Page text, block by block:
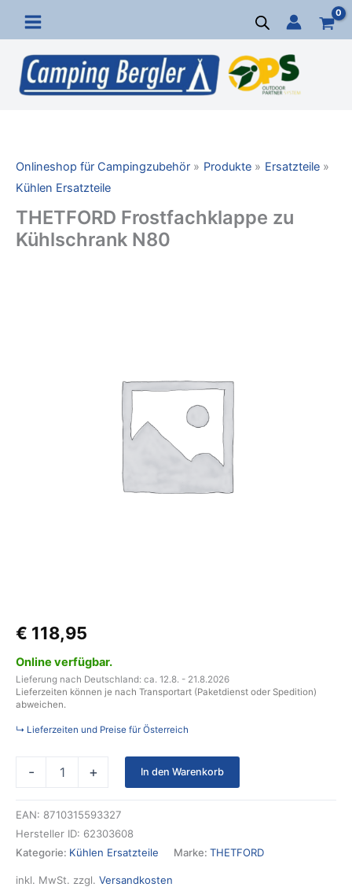
Inhalt
springen
Onlineshop für Campingzubehör Produkte
Ersatzteile
Kühlen Ersatzteile
THETFORD Frostfachklappe zu
Kühlschrank N80
€ 118,95
Online verfügbar.
Lieferung nach Deutschland: ca. 12.8. - 21.8.2026
Lieferzeiten können je nach Transportart (Paketdienst oder Spedition)
abweichen.
↳ Lieferzeiten und Preise für Österreich
- + In den Warenkorb
EAN: 8710315593327
Hersteller ID: 62303608
Kategorie: Kühlen Ersatzteile Marke: THETFORD
inkl. MwSt. zzgl. Versandkosten